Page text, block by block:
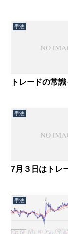
手法
トレードの常
手法
7月３日はトレ
手法